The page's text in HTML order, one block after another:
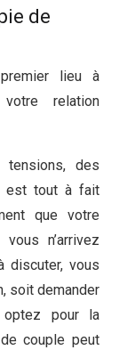
de
lieu à
relation
des
est tout à fait
que votre
n’arrivez
discuter, vous
soit demander
optez pour la
couple peut